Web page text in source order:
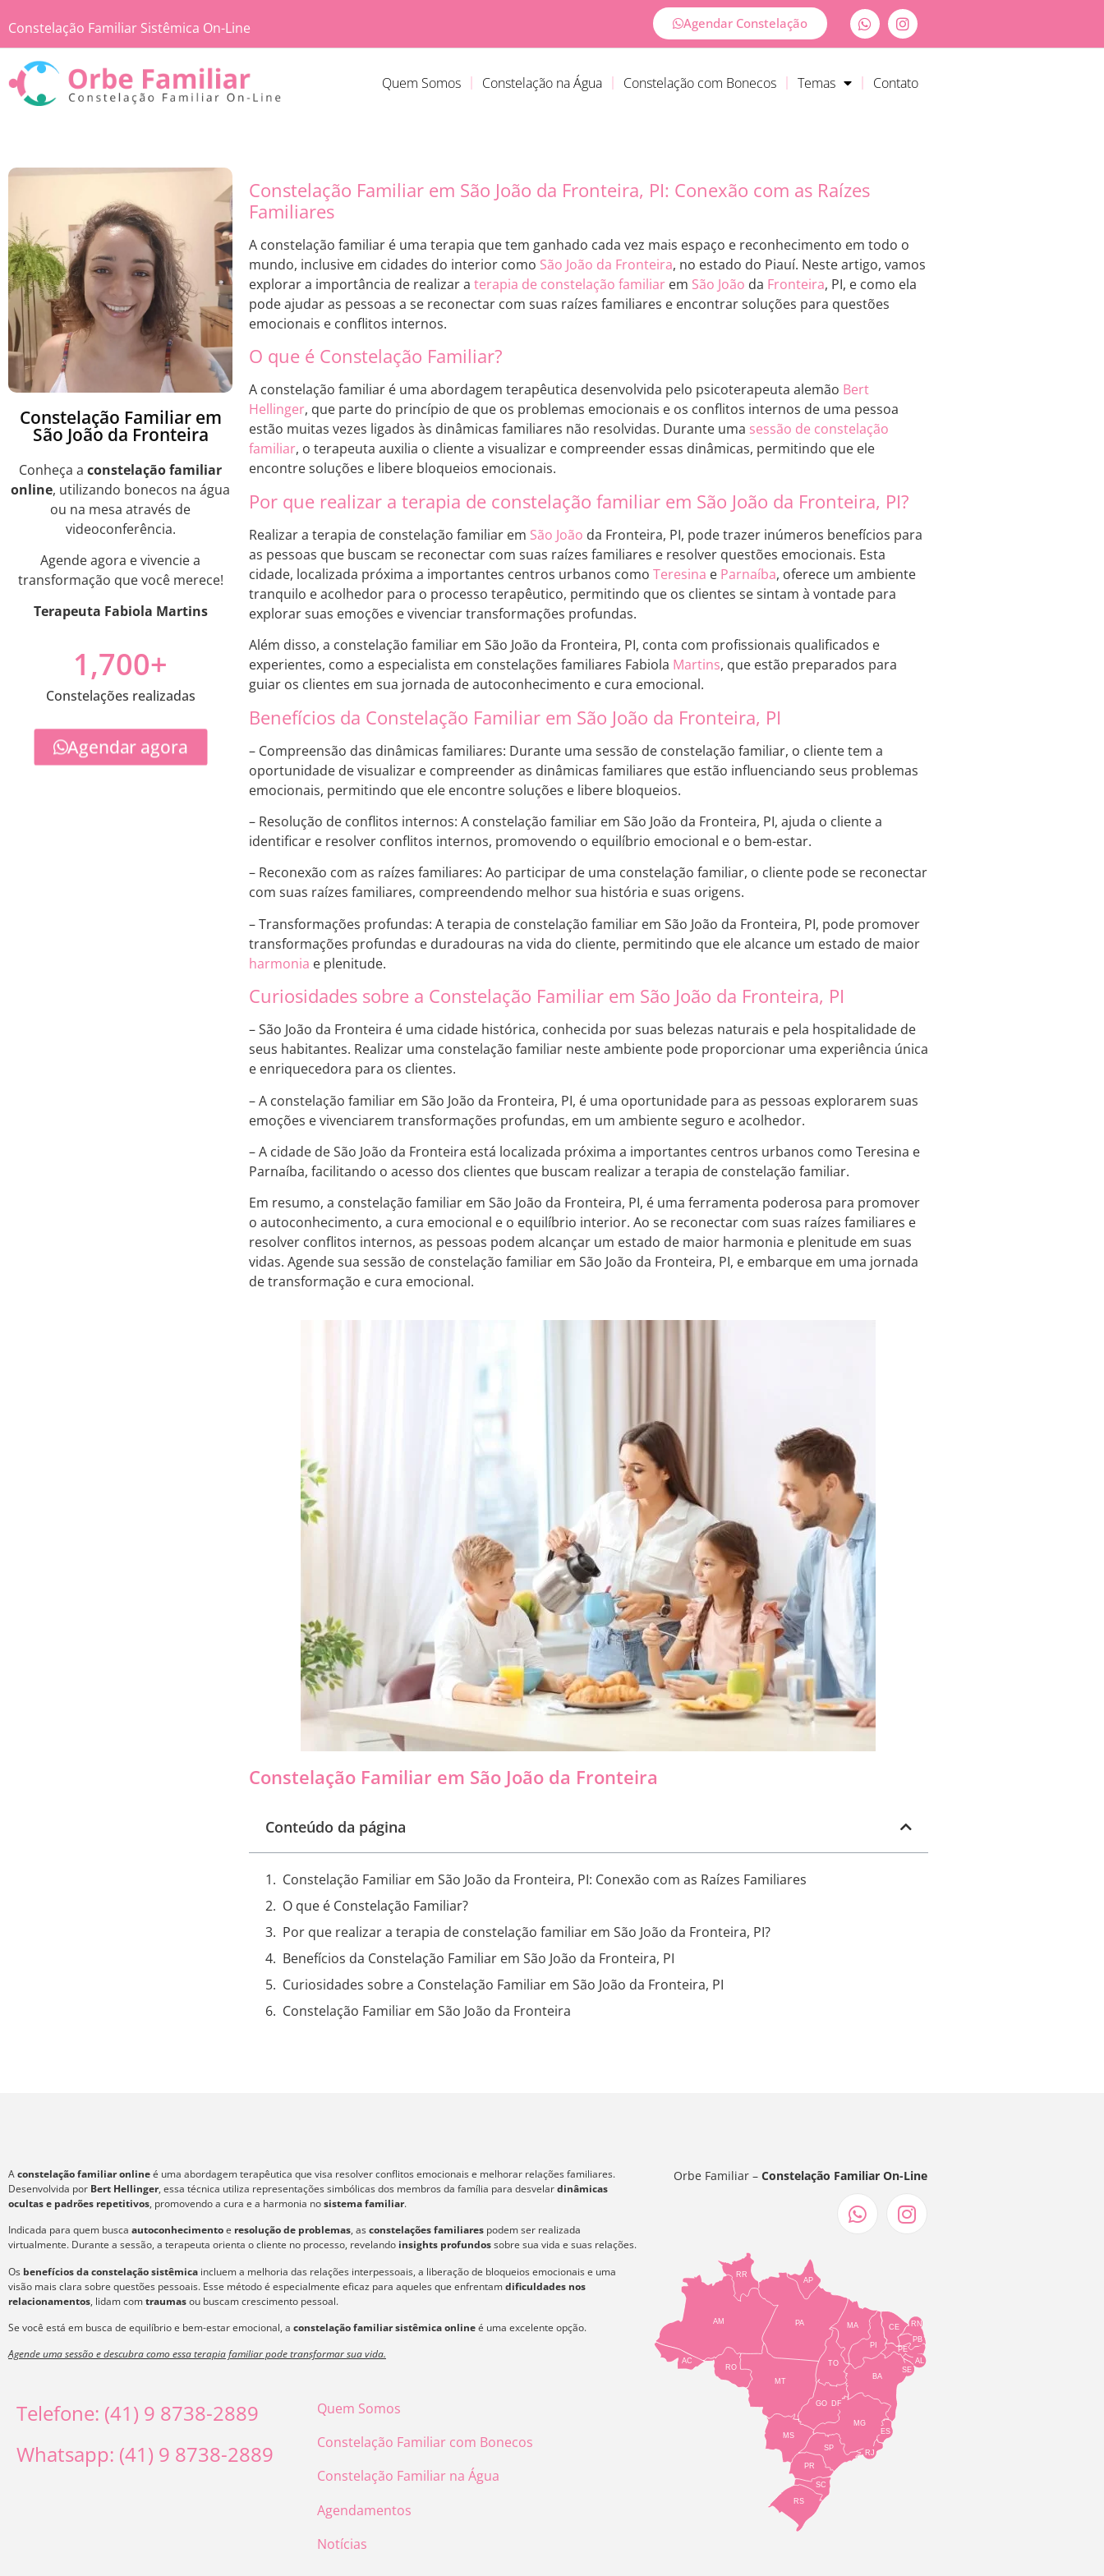
Constelação Familiar Sistêmica On-Line Agendar Constelação
Quem Somos Constelação na Água Constelação com Bonecos Temas Contato
Constelação Familiar em
São João da Fronteira
Conheça a constelação familiar
online, utilizando bonecos na água
ou na mesa através de
videoconferência.
Agende agora e vivencie a
transformação que você merece!
Terapeuta Fabiola Martins
Constelações realizadas
1,700+
Agendar agora
Constelação Familiar em São João da Fronteira, PI: Conexão com as Raízes
Familiares
A constelação familiar é uma terapia que tem ganhado cada vez mais espaço e reconhecimento em todo o
mundo, inclusive em cidades do interior como São João da Fronteira, no estado do Piauí. Neste artigo, vamos
explorar a importância de realizar a terapia de constelação familiar em São João da Fronteira, PI, e como ela
pode ajudar as pessoas a se reconectar com suas raízes familiares e encontrar soluções para questões
emocionais e conflitos internos.
O que é Constelação Familiar?
A constelação familiar é uma abordagem terapêutica desenvolvida pelo psicoterapeuta alemão Bert
Hellinger, que parte do princípio de que os problemas emocionais e os conflitos internos de uma pessoa
estão muitas vezes ligados às dinâmicas familiares não resolvidas. Durante uma sessão de constelação
familiar, o terapeuta auxilia o cliente a visualizar e compreender essas dinâmicas, permitindo que ele
encontre soluções e libere bloqueios emocionais.
Por que realizar a terapia de constelação familiar em São João da Fronteira, PI?
Realizar a terapia de constelação familiar em São João da Fronteira, PI, pode trazer inúmeros benefícios para
as pessoas que buscam se reconectar com suas raízes familiares e resolver questões emocionais. Esta
cidade, localizada próxima a importantes centros urbanos como Teresina e Parnaíba, oferece um ambiente
tranquilo e acolhedor para o processo terapêutico, permitindo que os clientes se sintam à vontade para
explorar suas emoções e vivenciar transformações profundas.
Além disso, a constelação familiar em São João da Fronteira, PI, conta com profissionais qualificados e
experientes, como a especialista em constelações familiares Fabiola Martins, que estão preparados para
guiar os clientes em sua jornada de autoconhecimento e cura emocional.
Benefícios da Constelação Familiar em São João da Fronteira, PI
– Compreensão das dinâmicas familiares: Durante uma sessão de constelação familiar, o cliente tem a
oportunidade de visualizar e compreender as dinâmicas familiares que estão influenciando seus problemas
emocionais, permitindo que ele encontre soluções e libere bloqueios.
– Resolução de conflitos internos: A constelação familiar em São João da Fronteira, PI, ajuda o cliente a
identificar e resolver conflitos internos, promovendo o equilíbrio emocional e o bem-estar.
– Reconexão com as raízes familiares: Ao participar de uma constelação familiar, o cliente pode se reconectar
com suas raízes familiares, compreendendo melhor sua história e suas origens.
– Transformações profundas: A terapia de constelação familiar em São João da Fronteira, PI, pode promover
transformações profundas e duradouras na vida do cliente, permitindo que ele alcance um estado de maior
harmonia e plenitude.
Curiosidades sobre a Constelação Familiar em São João da Fronteira, PI
– São João da Fronteira é uma cidade histórica, conhecida por suas belezas naturais e pela hospitalidade de
seus habitantes. Realizar uma constelação familiar neste ambiente pode proporcionar uma experiência única
e enriquecedora para os clientes.
– A constelação familiar em São João da Fronteira, PI, é uma oportunidade para as pessoas explorarem suas
emoções e vivenciarem transformações profundas, em um ambiente seguro e acolhedor.
– A cidade de São João da Fronteira está localizada próxima a importantes centros urbanos como Teresina e
Parnaíba, facilitando o acesso dos clientes que buscam realizar a terapia de constelação familiar.
Em resumo, a constelação familiar em São João da Fronteira, PI, é uma ferramenta poderosa para promover
o autoconhecimento, a cura emocional e o equilíbrio interior. Ao se reconectar com suas raízes familiares e
resolver conflitos internos, as pessoas podem alcançar um estado de maior harmonia e plenitude em suas
vidas. Agende sua sessão de constelação familiar em São João da Fronteira, PI, e embarque em uma jornada
de transformação e cura emocional.
Constelação Familiar em São João da Fronteira
Conteúdo da página
Constelação Familiar em São João da Fronteira, PI: Conexão com as Raízes Familiares
O que é Constelação Familiar?
Por que realizar a terapia de constelação familiar em São João da Fronteira, PI?
Benefícios da Constelação Familiar em São João da Fronteira, PI
Curiosidades sobre a Constelação Familiar em São João da Fronteira, PI
Constelação Familiar em São João da Fronteira
Aconstelação familiar onlineé uma abordagem terapêutica que visa resolver conflitos emocionais e melhorar relações familiares.
Desenvolvida por Bert Hellinger, essa técnica utiliza representações simbólicas dos membros da família para desvelardinâmicas
ocultas e padrões repetitivos, promovendo a cura e a harmonia nosistema familiar.
Indicada para quem busca autoconhecimentoe resolução de problemas, asconstelações familiares podem ser realizada
virtualmente. Durante a sessão, a terapeuta orienta o cliente no processo, revelando insights profundossobre sua vida e suas relações.
Os benefícios da constelação sistêmica incluem a melhoria das relações interpessoais, a liberação de bloqueios emocionais e uma
visão mais clara sobre questões pessoais. Esse método é especialmente eficaz para aqueles que enfrentamdificuldades nos
relacionamentos, lidam comtraumasou buscam crescimento pessoal.
Se você está em busca de equilíbrio e bem-estar emocional, a constelação familiar sistêmica onlineé uma excelente opção.
Agende uma sessão e descubra como essa terapia familiar pode transformar sua vida.
Telefone: (41) 9 8738-2889
Whatsapp: (41) 9 8738-2889
Quem Somos
Constelação Familiar com Bonecos
Constelação Familiar na Água
Agendamentos
Notícias
Orbe Familiar –Constelação Familiar On-Line
TO
BA
SE
PE
AL
RN
CE
PI
MA
AP
PA
RR
AM
AC
RO
MT
MS
GO
PR
SC
RS
SP
MG
RJ
ES
DF
PB